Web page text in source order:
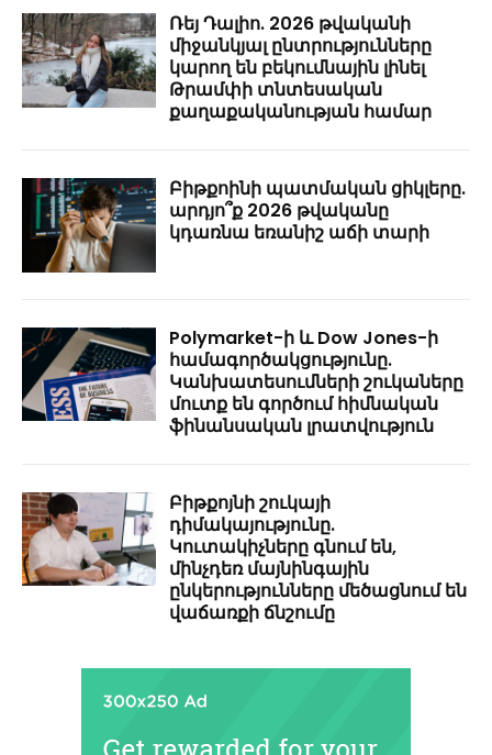
Ռեյ Դալիո. 2026 թվականի
միջանկյալ ընտրությունները
կարող են բեկումնային լինել
Թրամփի տնտեսական
քաղաքականության համար
Բիթքոինի պատմական ցիկլերը.
արդյո՞ք 2026 թվականը
կդառնա եռանիշ աճի տարի
Polymarket-ի և Dow Jones-ի
համագործակցությունը.
Կանխատեսումների շուկաները
մուտք են գործում հիմնական
ֆինանսական լրատվություն
Բիթքոյնի շուկայի
դիմակայությունը.
Կուտակիչները գնում են,
մինչդեռ մայնինգային
ընկերությունները մեծացնում են
վաճառքի ճնշումը